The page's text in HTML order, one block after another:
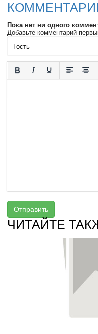
Пока нет ни одного
Добавьте комментарий
Отправить
ЧИТАЙТЕ